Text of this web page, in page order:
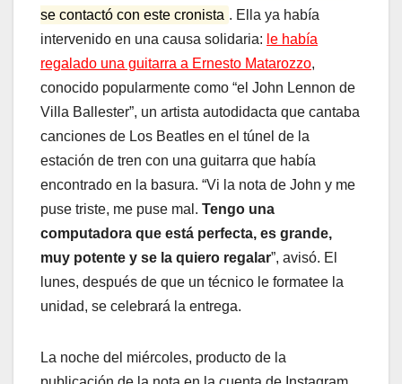
se contactó con este cronista . Ella ya había
intervenido en una causa solidaria: le había
regalado una guitarra a Ernesto Matarozzo,
conocido popularmente como “el John Lennon de
Villa Ballester”, un artista autodidacta que cantaba
canciones de Los Beatles en el túnel de la
estación de tren con una guitarra que había
encontrado en la basura. “Vi la nota de John y me
puse triste, me puse mal. Tengo una
computadora que está perfecta, es grande,
muy potente y se la quiero regalar”, avisó. El
lunes, después de que un técnico le formatee la
unidad, se celebrará la entrega.
La noche del miércoles, producto de la